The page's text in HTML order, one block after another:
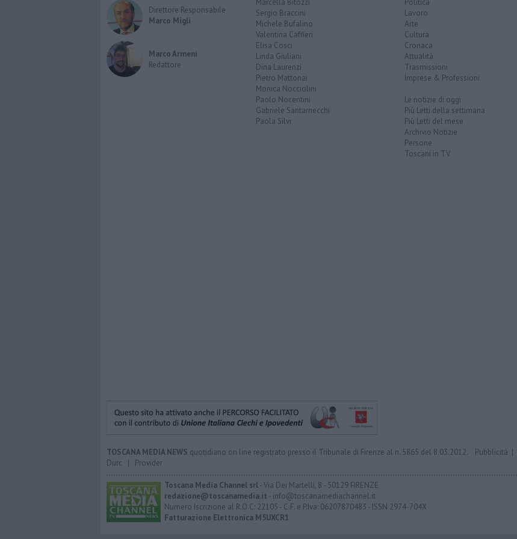
Direttore Responsabile
Marco Migli
Marco Armeni
Redattore
Sergio Braccini
Michele Bufalino
Valentina Caffieri
Elisa Cosci
Linda Giuliani
Dina Laurenzi
Pietro Mattonai
Monica Nocciolini
Paolo Nocentini
Gabriele Santarnecchi
Paola Silvi
Lavoro
Arte
Cultura
Cronaca
Attualità
Trasmissioni
Imprese & Professioni
Le notizie di oggi
Più Letti della settimana
Più Letti del mese
Archivio Notizie
Persone
Toscani in TV
TOSCANA MEDIA NEWS quotidiano on line registrato presso il Tribunale di Firenze al n. 5865 del 8.03.2012. Pubblicità |
Durc | Provider
Toscana Media Channel srl- Via Dei Martelli, 8 - 50129 FIRENZE
redazione@toscanamedia.it - info@toscanamediachannel.it
Numero Iscrizione al R.O.C: 22105 - C.F. e P.Iva: 06207870483 - ISSN 2974-704X
Fatturazione Elettronica M5UXCR1